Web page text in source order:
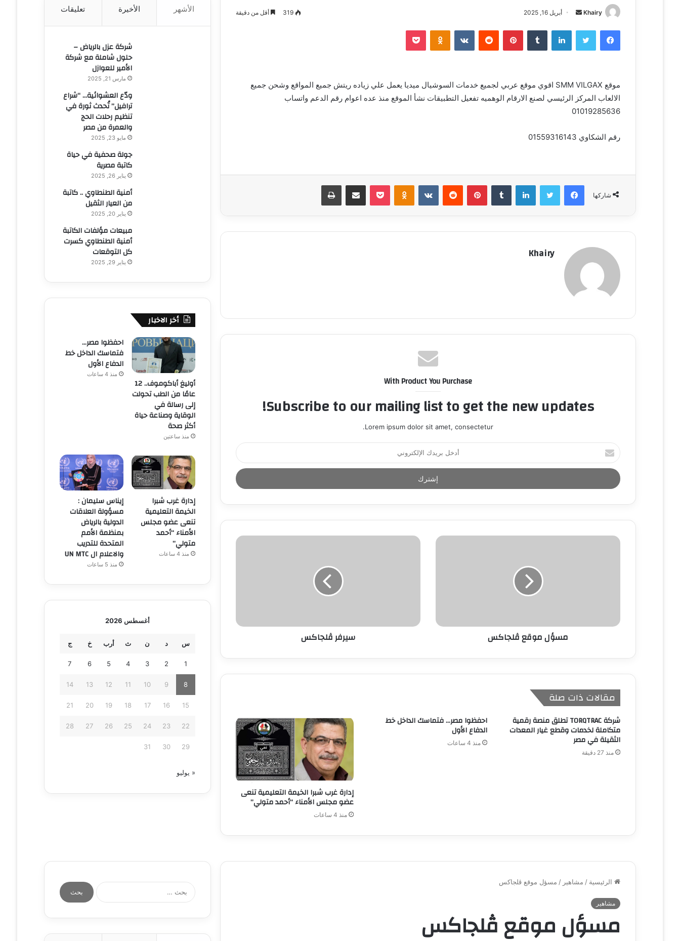
Khairy
أ
ل
ي
ا
ل
ن
ي
أبريل 16, 2025 319 أقل من دقيقة
فيسبوك تويتر لينكدإن ‏Tumblr بينتيريست ‏Reddit
‏VKontakte
Odnoklassniki بوكيت
موقع SMM VILGAX اقوي موقع عربي لجميع خدمات السوشيال ميديا يعمل علي زياده ريتش جميع المواقع وشحن جميع
الالعاب المركز الرئيسي لصنع الارقام الوهميه تفعيل التطبيقات نشأ الموقع منذ عده اعوام رقم الدعم واتساب
01019285636
رقم الشكاوي 01559316143
شاركها
فيسبوك تويتر لينكدإن ‏Tumblr بينتيريست ‏Reddit
‏VKontakte
Odnoklassniki بوكيت مشاركة عبر البريد طباعة
Khairy
With Product You Purchase
Subscribe to our mailing list to get the new updates!
Lorem ipsum dolor sit amet, consectetur.
أ
د
خ
ل
د
ا
مسؤل موقع ڤلجاكس سيرفر ڤلجاكس
مقالات ذات صلة
شركة TORQTRAC تطلق منصة رقمية
متكاملة لخدمات وقطع غيار المعدات
الثقيلة في مصر
منذ 27 دقيقة
احفظوا مصر… فتماسك الداخل خط
الدفاع الأول
منذ 4 ساعات
إدارة غرب شبرا الخيمة التعليمية تنعى
عضو مجلس الأمناء “أحمد متولي”
منذ 4 ساعات
الأشهر الأخيرة تعليقات
شركة عزل بالرياض –
حلول شاملة مع شركة
الأمير للعوازل
مارس 21, 2025
ودّع العشوائية… “شراع
ترافيل” تُحدث ثورة في
تنظيم رحلات الحج
والعمرة من مصر
مايو 23, 2025
جولة صحفية في حياة
كاتبة مصرية
يناير 26, 2025
أمنية الطنطاوي .. كاتبة
من العيار الثقيل
يناير 20, 2025
مبيعات مؤلفات الكاتبة
أمنية الطنطاوي كسرت
كل التوقعات
يناير 29, 2025
أخر الاخبار
أوليغ أباكوموف.. 12
عامًا من الطب تحولت
إلى رسالة في
الوقاية وصناعة حياة
أكثر صحة
منذ ساعتين
احفظوا مصر…
فتماسك الداخل خط
الدفاع الأول
منذ 4 ساعات
إدارة غرب شبرا
الخيمة التعليمية
تنعى عضو مجلس
الأمناء “أحمد
متولي”
منذ 4 ساعات
إيناس سليمان :
مسؤولة العلاقات
الدولية بالرياض
بمنظمة الأمم
المتحدة للتدريب
والاعلام ال UN MTC
منذ 5 ساعات
أغسطس 2026
س د ن ث أرب خ ج
1
2
3
4
5
6
7
8
9
10
11
12
13
14
15
16
17
18
19
20
21
22
23
24
25
26
27
28
29
30
31
« يوليو